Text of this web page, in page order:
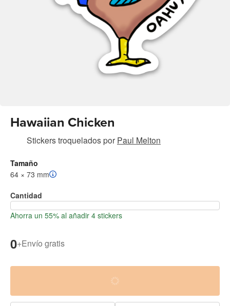
Hawaiian Chicken
Stickers troqueladospor Paul Melton
Tamaño
64 × 73 mm
Cantidad
Ahorra un 55% al añadir 4 stickers
0+Envío gratis